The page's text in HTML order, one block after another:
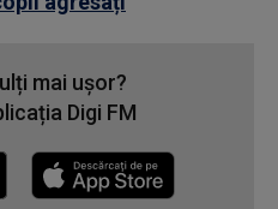
mai ușor?
Digi FM